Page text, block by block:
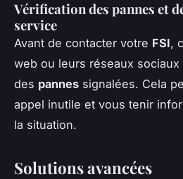
Vérification des pannes et
service
Avant de contacter votre FSI,
web ou leurs réseaux
des pannes signalées. Cela
appel inutile et vous tenir
la situation.
Solutions avancées